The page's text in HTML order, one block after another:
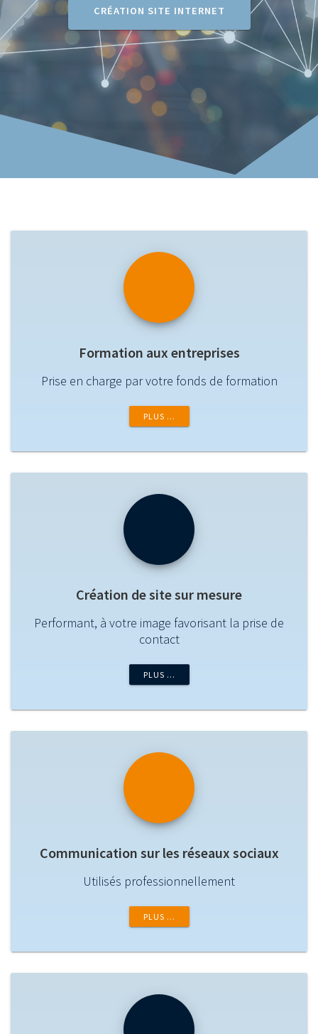
CRÉATION SITE INTERNET
Formation aux entreprises
Prise en charge par votre fonds de formation
PLUS …
Création de site sur mesure
Performant, à votre image favorisant la prise de
contact
PLUS …
Communication sur les réseaux sociaux
Utilisés professionnellement
PLUS …